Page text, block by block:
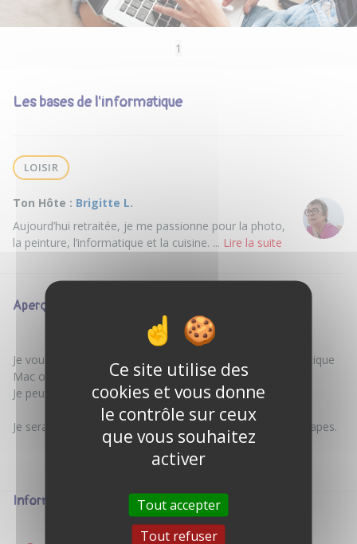
1
Les bases de l'informatique
LOISIR
Ton Hôte : Brigitte L.
Aujourd’hui retraitée, je me passionne pour la photo,
la peinture, l’informatique et la cuisine. ... Lire la suite
Aperçu
Je vous propose de vous enseigner les bases de l'informatique
Mac ou PC.
Je peux également vous aider sur le téléphone
Je serai ravie de vous accompagner dans les premieres étapes.
Informations
Ce site utilise des
cookies et vous donne
le contrôle sur ceux
que vous souhaitez
activer
Tout accepter
Tout refuser